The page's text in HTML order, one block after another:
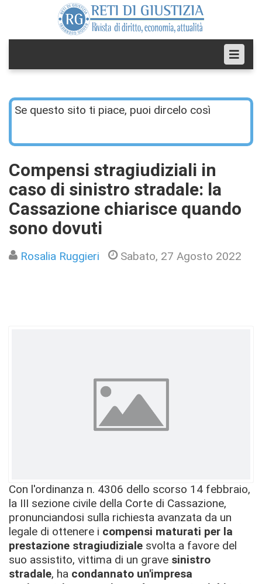
Se questo sito ti piace, puoi dircelo così
Compensi stragiudiziali in
caso di sinistro stradale: la
Cassazione chiarisce quando
sono dovuti
Rosalia Ruggieri Sabato, 27 Agosto 2022
Con l'ordinanza n. 4306 dello scorso 14 febbraio,
la III sezione civile della Corte di Cassazione,
pronunciandosi sulla richiesta avanzata da un
legale di ottenere i compensi maturati per la
prestazione stragiudiziale svolta a favore del
suo assistito, vittima di un grave sinistro
stradale, ha condannato un'impresa